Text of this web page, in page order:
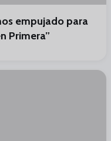
empujado para
Primera”